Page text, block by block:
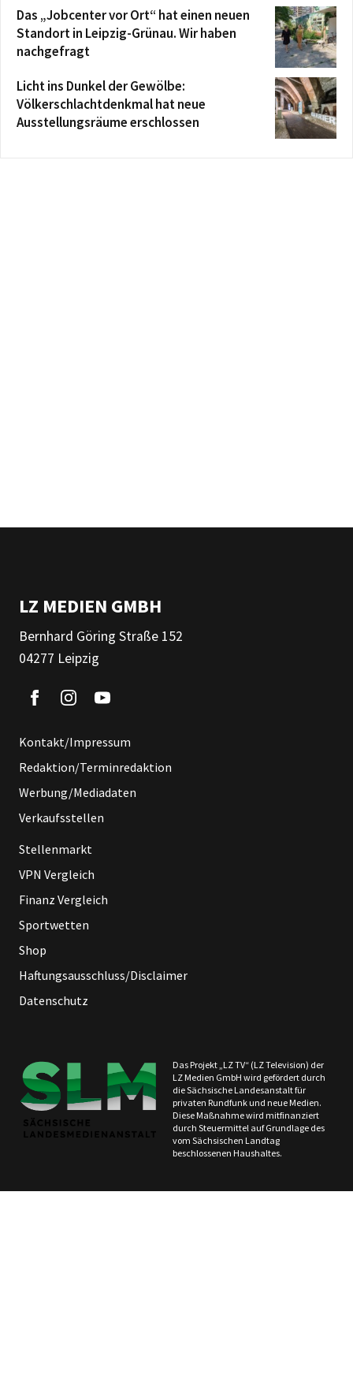
Das „Jobcenter vor Ort“ hat einen neuen
Standort in Leipzig-Grünau. Wir haben
nachgefragt
Licht ins Dunkel der Gewölbe:
Völkerschlachtdenkmal hat neue
Ausstellungsräume erschlossen
LZ MEDIEN GMBH
Bernhard Göring Straße 152
04277 Leipzig
Kontakt/Impressum
Redaktion/Terminredaktion
Werbung/Mediadaten
Verkaufsstellen
Stellenmarkt
VPN Vergleich
Finanz Vergleich
Sportwetten
Shop
Haftungsausschluss/Disclaimer
Datenschutz
Das Projekt „LZ TV“ (LZ Television) der
LZ Medien GmbH wird gefördert durch
die Sächsische Landesanstalt für
privaten Rundfunk und neue Medien.
Diese Maßnahme wird mitfinanziert
durch Steuermittel auf Grundlage des
vom Sächsischen Landtag
beschlossenen Haushaltes.